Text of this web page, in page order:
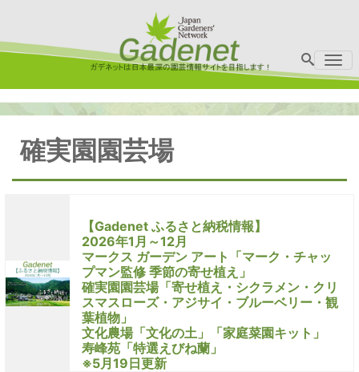
確実園園芸場
【Gadenet ふるさと納税情報】
2026年1月～12月
マークス ガーデン アート「マーク・チャッ
プマン監修 季節の寄せ植え」
確実園園芸場「寄せ植え・シクラメン・クリ
スマスローズ・アジサイ・ブルーベリー・観
葉植物」
文化農場「文化の土」「家庭菜園キット」
寿峰苑「特選えびね蘭」
※5月19日更新